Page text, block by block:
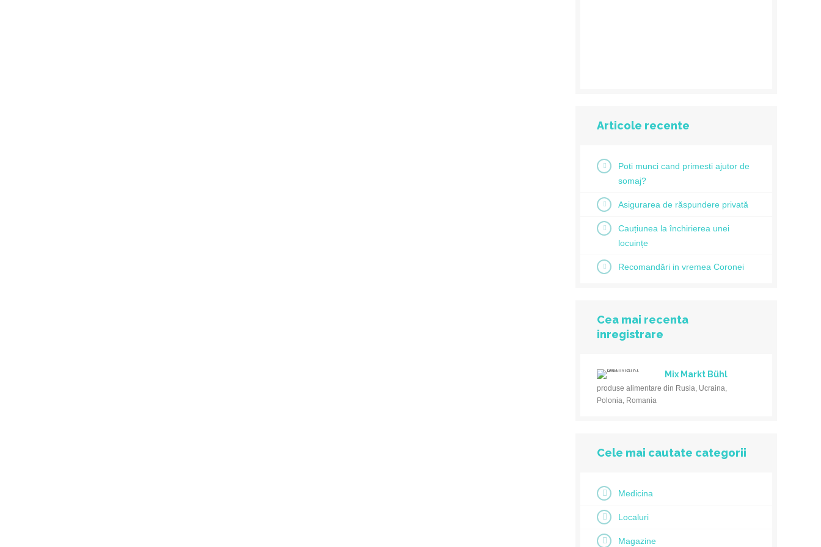
Articole recente
Poti munci cand primesti ajutor de
somaj?
Asigurarea de răspundere privată
Cauțiunea la închirierea unei
locuințe
Recomandări in vremea Coronei
Cea mai recenta
inregistrare
Mix Markt Bühl
produse alimentare din Rusia, Ucraina,
Polonia, Romania
Cele mai cautate categorii
Medicina
Localuri
Magazine